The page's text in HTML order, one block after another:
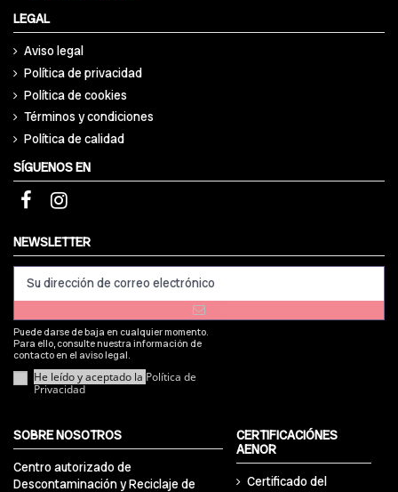
LEGAL
Aviso legal
Política de privacidad
Política de cookies
Términos y condiciones
Política de calidad
SÍGUENOS EN
NEWSLETTER
Puede darse de baja en cualquier momento.
Para ello, consulte nuestra información de
contacto en el aviso legal.
He leído y aceptado la Política de
Privacidad
SOBRE NOSOTROS
Centro autorizado de
Descontaminación y Reciclaje de
CERTIFICACIÓNES
AENOR
Certificado del